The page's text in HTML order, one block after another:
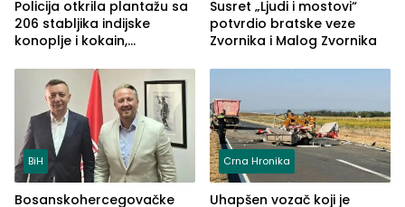
Policija otkrila plantažu sa
206 stabljika indijske
konoplje i kokain,
(FOTO)
Susret „Ljudi i mostovi“
potvrdio bratske veze
Zvornika i Malog Zvornika
BiH
Bosanskohercegovačke
Crna Hronika
Uhapšen vozač koji je